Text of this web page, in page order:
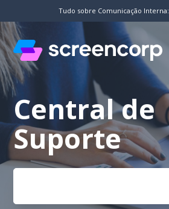
Tudo sobre Comunicação Interna:
Pesquisa
Central de
Suporte